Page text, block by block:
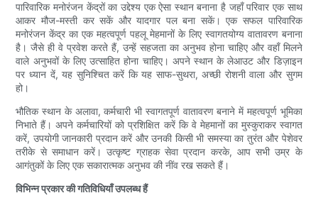
पारिवारिक मनोरंजन केंद्रों का उद्देश्य एक ऐसा स्थान बनाना है जहाँ परिवार एक साथ
आकर मौज-मस्ती कर सकें और यादगार पल बना सकें। एक सफल पारिवारिक
मनोरंजन केंद्र का एक महत्वपूर्ण पहलू मेहमानों के लिए स्वागतयोग्य वातावरण बनाना
है। जैसे ही वे प्रवेश करते हैं, उन्हें सहजता का अनुभव होना चाहिए और वहाँ मिलने
वाले अनुभवों के लिए उत्साहित होना चाहिए। अपने स्थान के लेआउट और डिज़ाइन
पर ध्यान दें, यह सुनिश्चित करें कि यह साफ-सुथरा, अच्छी रोशनी वाला और सुगम
हो।
भौतिक स्थान के अलावा, कर्मचारी भी स्वागतपूर्ण वातावरण बनाने में महत्वपूर्ण भूमिका
निभाते हैं। अपने कर्मचारियों को प्रशिक्षित करें कि वे मेहमानों का मुस्कुराकर स्वागत
करें, उपयोगी जानकारी प्रदान करें और उनकी किसी भी समस्या का तुरंत और पेशेवर
तरीके से समाधान करें। उत्कृष्ट ग्राहक सेवा प्रदान करके, आप सभी उम्र के
आगंतुकों के लिए एक सकारात्मक अनुभव की नींव रख सकते हैं।
विभिन्न प्रकार की गतिविधियाँ उपलब्ध हैं